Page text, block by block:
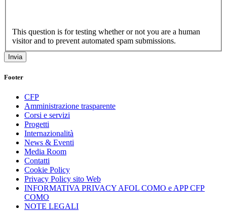
This question is for testing whether or not you are a human
visitor and to prevent automated spam submissions.
Footer
CFP
Amministrazione trasparente
Corsi e servizi
Progetti
Internazionalità
News & Eventi
Media Room
Contatti
Cookie Policy
Privacy Policy sito Web
INFORMATIVA PRIVACY AFOL COMO e APP CFP
COMO
NOTE LEGALI